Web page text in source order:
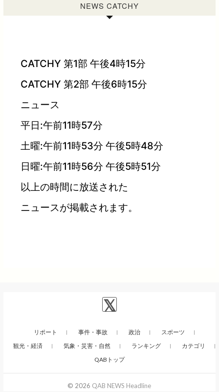
NEWS CATCHY
CATCHY 第1部 午後4時15分
CATCHY 第2部 午後6時15分
ニュース
平日:午前11時57分
土曜:午前11時53分 午後5時48分
日曜:午前11時56分 午後5時51分
以上の時間に放送された
ニュースが掲載されます。
リポート 事件・事故 政治
スポーツ
観光・経済
気象・災害・自然 ランキング
カテゴリ
QABトップ
© 2026 QAB NEWS Headline